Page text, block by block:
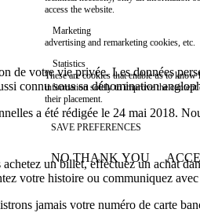
de votre vie privée. Les données
connu sous sa dénomination
a été rédigée le 24 mai 2018.
un billet, effectuez un achat
votre histoire ou communiquez
jamais votre numéro de carte
access the website.
Marketing
advertising and remarketing cookies, etc.
Statistics
These are cookies that enable us to
information solely to improve the
their placement.
SAVE PREFERENCES
NO THANK YOU
WITHDRAW CONSENT